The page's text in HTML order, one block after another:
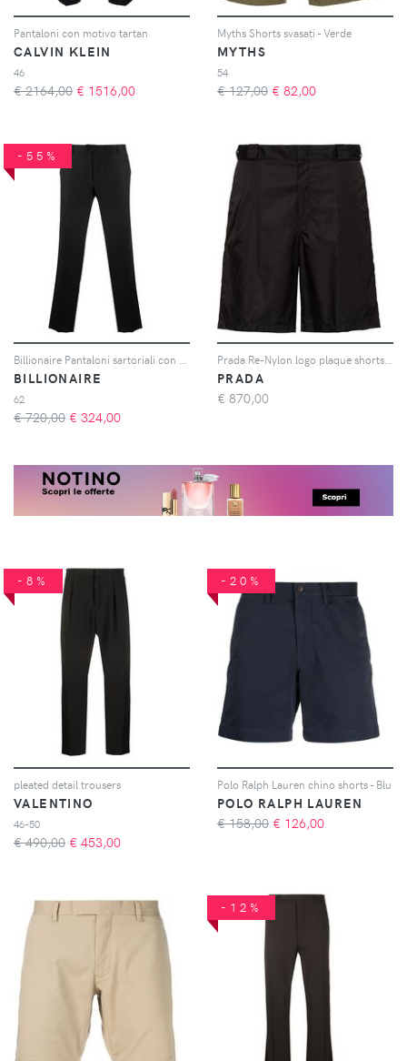
Pantaloni con motivo tartan
CALVIN KLEIN
46
€ 2164,00 € 1516,00
Myths Shorts svasati - Verde
MYTHS
54
€ 127,00 € 82,00
-55%
Billionaire Pantaloni sartoriali con ricamo - Nero
BILLIONAIRE
62
€ 720,00 € 324,00
Prada Re-Nylon logo plaque shorts - Nero
PRADA
€ 870,00
-8%
pleated detail trousers
VALENTINO
46-50
€ 490,00 € 453,00
-20%
Polo Ralph Lauren chino shorts - Blu
POLO RALPH LAUREN
€ 158,00 € 126,00
-12%